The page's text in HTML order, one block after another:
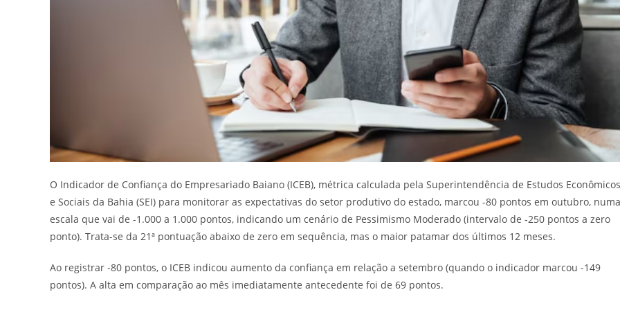
O Indicador de Confiança do Empresariado Baiano (ICEB), métrica calculada pela Superintendência de Estudos Econômicos
e Sociais da Bahia (SEI) para monitorar as expectativas do setor produtivo do estado, marcou -80 pontos em outubro, numa
escala que vai de -1.000 a 1.000 pontos, indicando um cenário de Pessimismo Moderado (intervalo de -250 pontos a zero
ponto). Trata-se da 21ª pontuação abaixo de zero em sequência, mas o maior patamar dos últimos 12 meses.
Ao registrar -80 pontos, o ICEB indicou aumento da confiança em relação a setembro (quando o indicador marcou -149
pontos). A alta em comparação ao mês imediatamente antecedente foi de 69 pontos.